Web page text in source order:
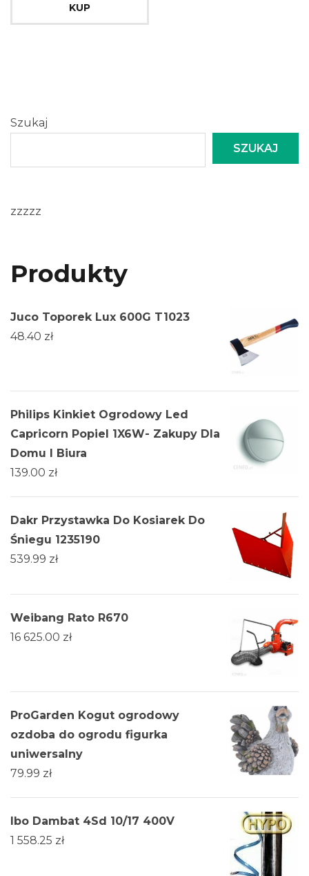
KUP
Szukaj
SZUKAJ
zzzzz
Produkty
Juco Toporek Lux 600G T1023
48.40 zł
Philips Kinkiet Ogrodowy Led
Capricorn Popiel 1X6W- Zakupy Dla
Domu I Biura
139.00 zł
Dakr Przystawka Do Kosiarek Do
Śniegu 1235190
539.99 zł
Weibang Rato R670
16 625.00 zł
ProGarden Kogut ogrodowy
ozdoba do ogrodu figurka
uniwersalny
79.99 zł
Ibo Dambat 4Sd 10/17 400V
1 558.25 zł